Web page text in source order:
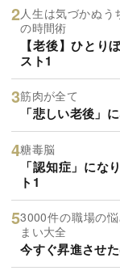
人生は気づかぬ
の時間術
【老後】ひとり
スト1
筋肉が全て
「悲しい老後」
糖毒脳
「認知症」にな
ト1
3000件の職場の
まい大全
今すぐ昇進させ